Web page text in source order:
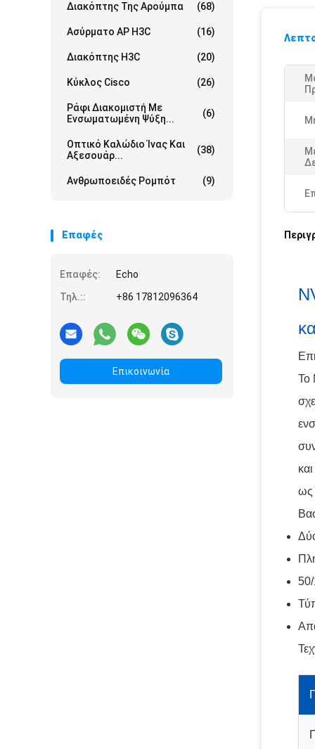
Διακόπτης Της Αρούμπα (68)
Ασύρματο AP H3C (16)
Διακόπτης H3C (20)
Κύκλος Cisco (26)
Ράφι Διακομιστή Με
Ενσωματωμένη Ψύξη...
(6)
Οπτικό Καλώδιο Ίνας Και
Αξεσουάρ...
(38)
Ανθρωποειδές Ρομπότ (9)
Επαφές
Επαφές:
Echo
Τηλ.::
+86 17812096364
Επικοινωνία
Το
ως